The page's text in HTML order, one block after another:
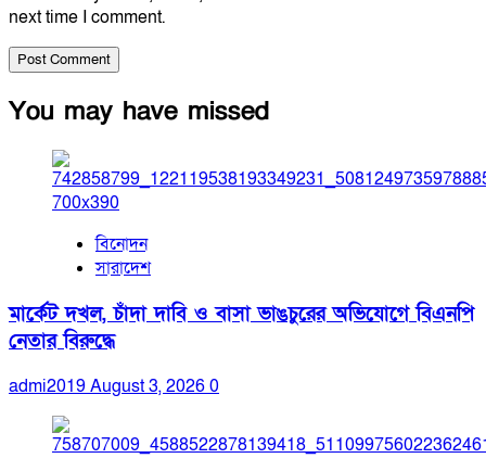
next time I comment.
You may have missed
বিনোদন
সারাদেশ
মার্কেট দখল, চাঁদা দাবি ও বাসা ভাঙচুরের অভিযোগে বিএনপি
নেতার বিরুদ্ধে
admi2019August 3, 20260